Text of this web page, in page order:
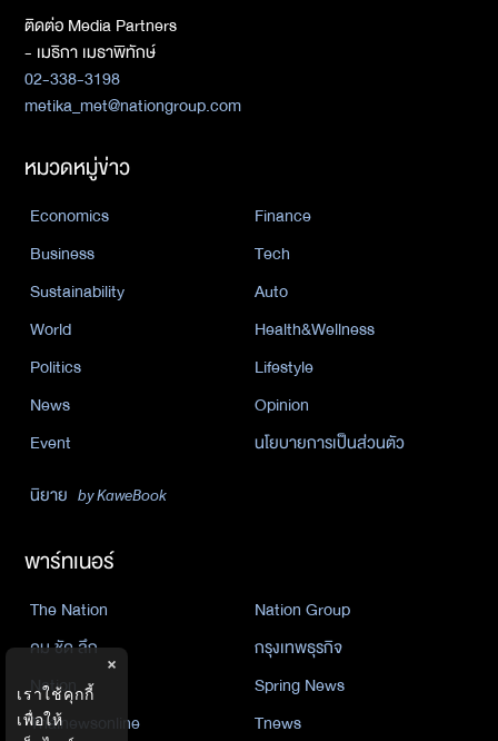
ติดต่อ Media Partners
- เมธิกา เมธาพิทักษ์
02-338-3198
metika_met@nationgroup.com
หมวดหมู่ข่าว
Economics
Finance
Business
Tech
Sustainability
Auto
World
Health&Wellness
Politics
Lifestyle
News
Opinion
Event
นโยบายการเป็นส่วนตัว
นิยาย by KaweBook
พาร์ทเนอร์
The Nation
Nation Group
คม ชัด ลึก
กรุงเทพธุรกิจ
Nation
Spring News
Thainewsonline
Tnews
×
เราใช้คุกกี้
เพื่อให้